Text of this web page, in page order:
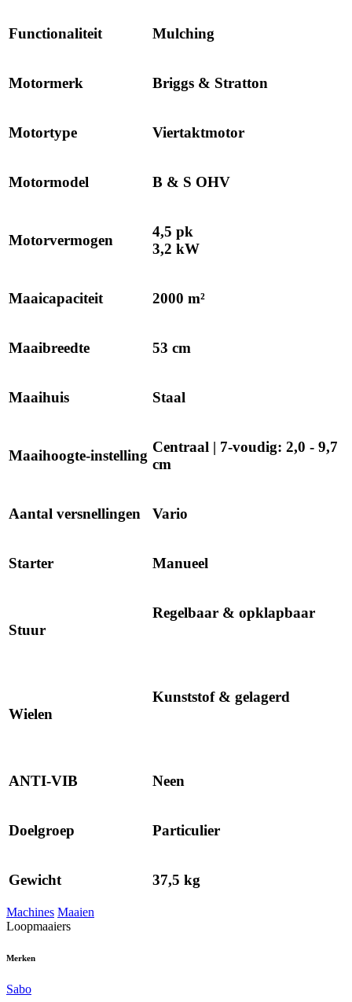
Functionaliteit Mulching
Motormerk Briggs & Stratton
Motortype Viertaktmotor
Motormodel B & S OHV
Motorvermogen
4,5 pk
3,2 kW
Maaicapaciteit 2000 m²
Maaibreedte 53 cm
Maaihuis Staal
Maaihoogte-instelling
Centraal | 7-voudig: 2,0 - 9,7
cm
Aantal versnellingen Vario
Starter Manueel
Stuur
Regelbaar & opklapbaar
Wielen
Kunststof & gelagerd
ANTI-VIB Neen
Doelgroep Particulier
Gewicht 37,5 kg
Machines Maaien
Loopmaaiers
Merken
Sabo